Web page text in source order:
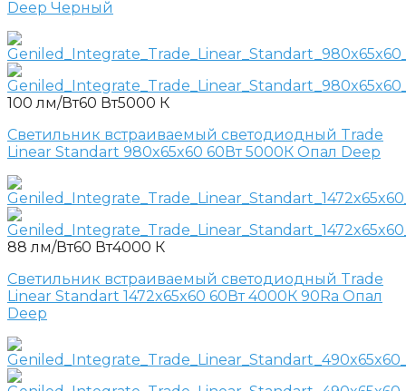
Deep Черный
100 лм/Вт60 Вт5000 К
Светильник встраиваемый светодиодный Trade
Linear Standart 980x65x60 60Вт 5000К Опал Deep
88 лм/Вт60 Вт4000 К
Светильник встраиваемый светодиодный Trade
Linear Standart 1472x65x60 60Вт 4000К 90Ra Опал
Deep